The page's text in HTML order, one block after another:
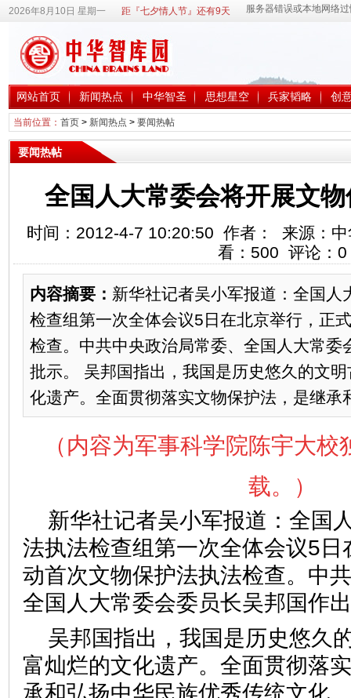
2026年8月10日 星期一 距『七夕情人节』还有9天
网站首页 新闻热点 中华智圣 思想星空 兵家韬略 创
当前位置： 首页> 新闻热点 > 要闻热帖
要闻热帖
全国人大常委会将开展文
时间：2012-4-7 10:20:50 作者： 来源：
看： 500 评论： 0
内容摘要： 新华社记者吴小军报道：全国人
检查组第一次全体会议5日在北京举行，正
检查。中共中央政治局常委、全国人大常委
批示。 吴邦国指出，我国是历史悠久的文
化遗产。全面贯彻落实文物保护法，是继承
（内容为军事科学院陈宇大
载。）
新华社记者吴小军报道：全国
法执法检查组第一次全体会议5
动首次文物保护法执法检查。中
全国人大常委会委员长吴邦国作
吴邦国指出，我国是历史悠久
富灿烂的文化遗产。全面贯彻落